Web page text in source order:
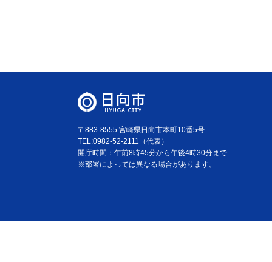
〒883-8555 宮崎県日向市本町10番5号
TEL:0982-52-2111（代表）
開庁時間：午前8時45分から午後4時30分まで
※部署によっては異なる場合があります。